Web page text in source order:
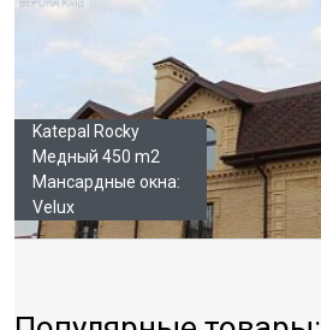
Katepal Rocky
Медный 450 m2
Мансардные окна:
Velux